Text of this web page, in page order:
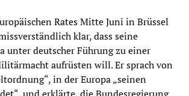
Rates Mitte Juni in Brüssel
klar, dass seine
unter deutscher Führung zu einer
aufrüsten will. Er sprach von
in der Europa „seinen